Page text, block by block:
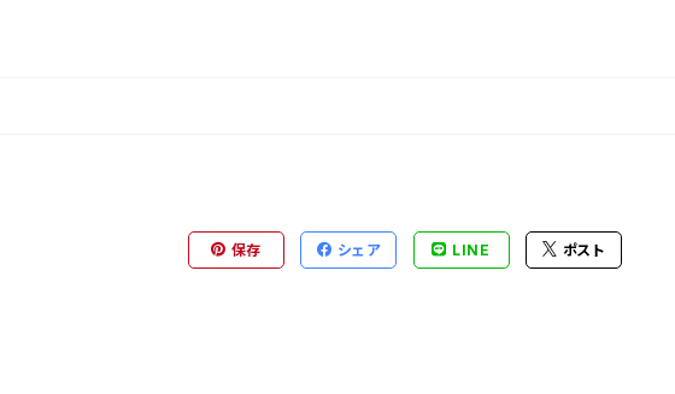
保存 シェア LINE ポスト